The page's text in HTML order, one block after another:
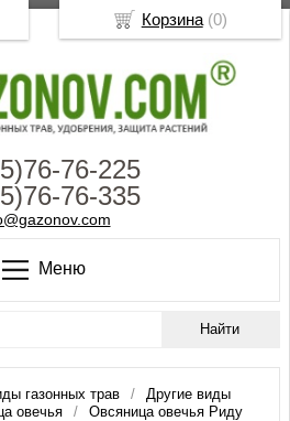
76-225
76-335
Меню
газонных трав
Другие виды
овечья
Овсяница овечья Риду
Корзина(0)